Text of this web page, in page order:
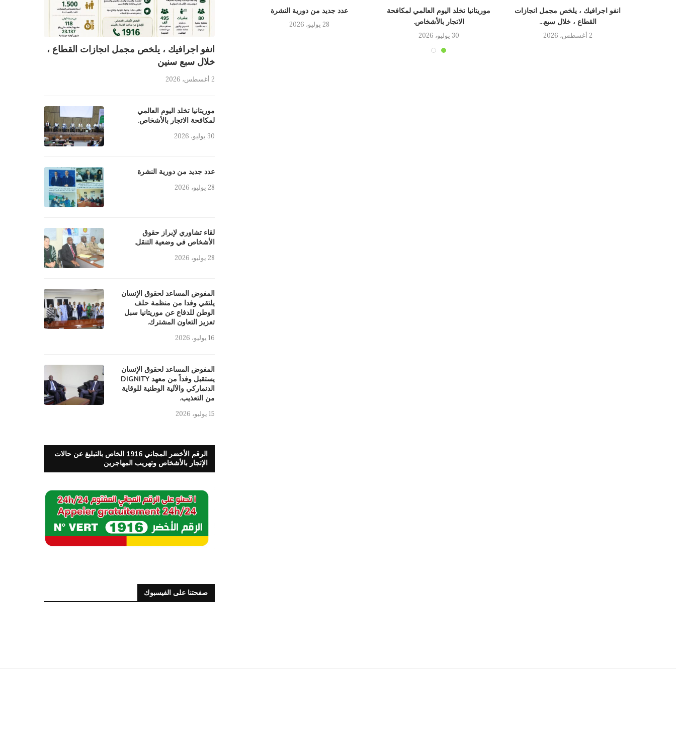
انفو اجرافيك ، يلخص مجمل انجازات
القطاع ، خلال سبع...
2 أغسطس، 2026
موريتانيا تخلد اليوم العالمي لمكافحة
الاتجار بالأشخاص.
30 يوليو، 2026
عدد جديد من دورية النشرة
28 يوليو، 2026
لقاء تشاوري لإبراز حقوق الأشخاص في
وضعية التنقل.
المفوض المساعد لحقوق الإنسان
وفدا من منظمة حلف الوطن...
16 يوليو، 2026
انفو اجرافيك ، يلخص مجمل انجازات القطاع ،
خلال سبع سنين
2 أغسطس، 2026
موريتانيا تخلد اليوم العالمي
لمكافحة الاتجار بالأشخاص.
30 يوليو، 2026
عدد جديد من دورية النشرة
28 يوليو، 2026
لقاء تشاوري لإبراز حقوق
الأشخاص في وضعية التنقل.
28 يوليو، 2026
المفوض المساعد لحقوق الإنسان
يلتقي وفدا من منظمة حلف
الوطن للدفاع عن موريتانيا سبل
تعزيز التعاون المشترك.
16 يوليو، 2026
المفوض المساعد لحقوق الإنسان
يستقبل وفداً من معهد DIGNITY
الدنماركي والآلية الوطنية للوقاية
من التعذيب.
15 يوليو، 2026
الرقم الأخضر المجاني 1916 الخاص بالتبليغ عن حالات
الإتجار بالأشخاص وتهريب المهاجرين
صفحتنا على الفيسبوك